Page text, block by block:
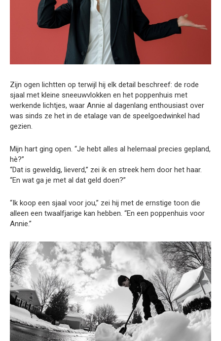
Zijn ogen lichtten op terwijl hij elk detail beschreef: de rode
sjaal met kleine sneeuwvlokken en het poppenhuis met
werkende lichtjes, waar Annie al dagenlang enthousiast over
was sinds ze het in de etalage van de speelgoedwinkel had
gezien.
Mijn hart ging open. “Je hebt alles al helemaal precies gepland,
hè?”
“Dat is geweldig, lieverd,” zei ik en streek hem door het haar.
“En wat ga je met al dat geld doen?”
“Ik koop een sjaal voor jou,” zei hij met de ernstige toon die
alleen een twaalfjarige kan hebben. “En een poppenhuis voor
Annie.”